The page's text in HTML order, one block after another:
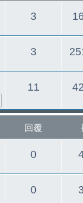
3回
覆
3回
覆
11
覆
回覆
0回
覆
0回